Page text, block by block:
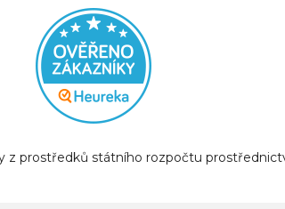
z prostředků státního rozpočtu